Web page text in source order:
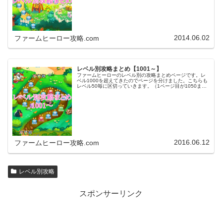
ファームヒーロー攻略.com 2014.06.02
レベル別攻略まとめ【1001～】
ファームヒーローのレベル別の攻略まとめページです。レ
ベル1000を超えてきたのでページを分けました。こちらも
レベル50毎に区切っていきます。（1ページ目が1050ま
ファームヒーロー攻略.com 2016.06.12
レベル別攻略
スポンサーリンク